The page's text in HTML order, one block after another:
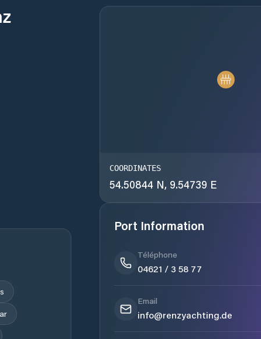
COORDINATES
54.50844 N, 9.54739 E
Port Information
Téléphone
04621 / 3 58 77
Email
info@renzyachting.de